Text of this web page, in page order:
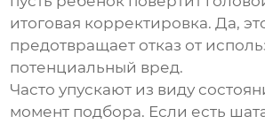
итоговая корректировка. Да,
предотвращает отказ от
потенциальный вред.
Часто упускают из виду
момент подбора. Если есть